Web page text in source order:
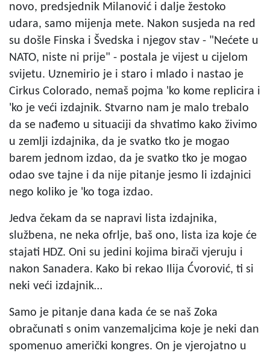
novo, predsjednik Milanović i dalje žestoko
udara, samo mijenja mete. Nakon susjeda na red
su došle Finska i Švedska i njegov stav - "Nećete u
NATO, niste ni prije" - postala je vijest u cijelom
svijetu. Uznemirio je i staro i mlado i nastao je
Cirkus Colorado, nemaš pojma 'ko kome replicira i
'ko je veći izdajnik. Stvarno nam je malo trebalo
da se nađemo u situaciji da shvatimo kako živimo
u zemlji izdajnika, da je svatko tko je mogao
barem jednom izdao, da je svatko tko je mogao
odao sve tajne i da nije pitanje jesmo li izdajnici
nego koliko je 'ko toga izdao.
Jedva čekam da se napravi lista izdajnika,
službena, ne neka ofrlje, baš ono, lista iza koje će
stajati HDZ. Oni su jedini kojima birači vjeruju i
nakon Sanadera. Kako bi rekao Ilija Ćvorović, ti si
neki veći izdajnik…
Samo je pitanje dana kada će se naš Zoka
obračunati s onim vanzemaljcima koje je neki dan
spomenuo američki kongres. On je vjerojatno u